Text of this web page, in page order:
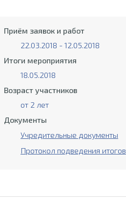
Приём заявок и работ
22.03.2018 - 12.05.2018
Итоги мероприятия
18.05.2018
Возраст участников
от 2 лет
Документы
Учредительные документы
Протокол подведения итогов